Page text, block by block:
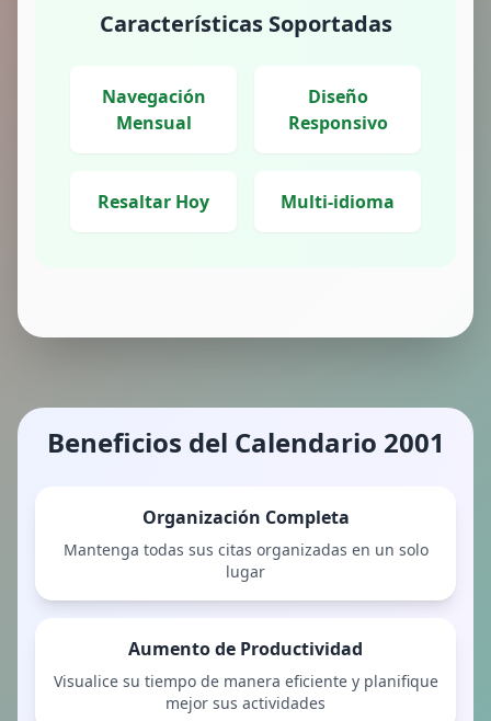
Características Soportadas
Navegación
Mensual
Diseño
Responsivo
Resaltar Hoy Multi-idioma
Beneficios del Calendario 2001
Organización Completa
Mantenga todas sus citas organizadas en un solo
lugar
Aumento de Productividad
Visualice su tiempo de manera eficiente y planifique
mejor sus actividades